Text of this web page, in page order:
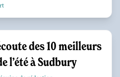
des 10 meilleurs
l’été à Sudbury